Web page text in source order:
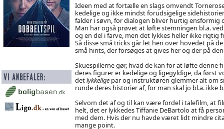
Ideen med at fortælle en slags omvendt
kedelige og ikke mindst forudsigelige
falder i søvn, for dialogen bliver hurtig
Man har også prøvet at løfte stemningen bl.a.
og en del i farve, men det lykkes heller ikke
Så disse små tricks går let hen over hovedet på
små hints, der forsøges at gives her og der på
Skuespillerne gør, hvad de kan for at løfte
deres figurer er kedelige og ligegyldige, da først
detlykkeligepar og instruktøren glemmer alt om
runde deres historier af, for man skal jo bl.a. ikke
Selvom det af og til kan være fordel i talefilm, at
helt, det er lykkedes Tiffanie DeBartolo at få
med dem. Hvis der nu havde været lidt mindre
mange point.